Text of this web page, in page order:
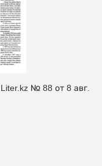
№ 88 от 8 авг.